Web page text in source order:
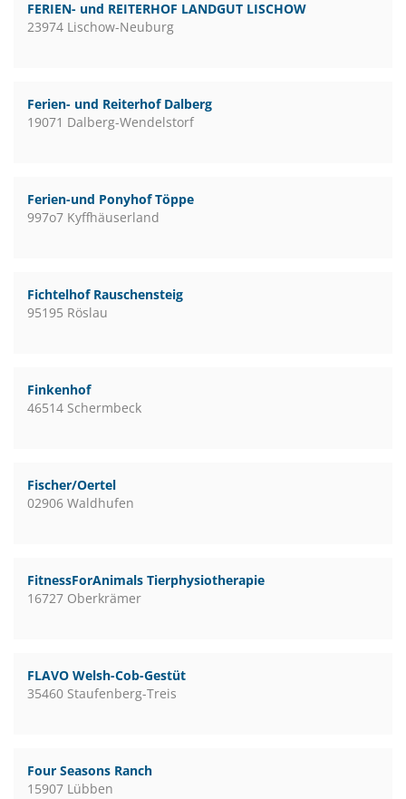
FERIEN- und REITERHOF LANDGUT LISCHOW
23974 Lischow-Neuburg
Ferien- und Reiterhof Dalberg
19071 Dalberg-Wendelstorf
Ferien-und Ponyhof Töppe
997o7 Kyffhäuserland
Fichtelhof Rauschensteig
95195 Röslau
Finkenhof
46514 Schermbeck
Fischer/Oertel
02906 Waldhufen
FitnessForAnimals Tierphysiotherapie
16727 Oberkrämer
FLAVO Welsh-Cob-Gestüt
35460 Staufenberg-Treis
Four Seasons Ranch
15907 Lübben